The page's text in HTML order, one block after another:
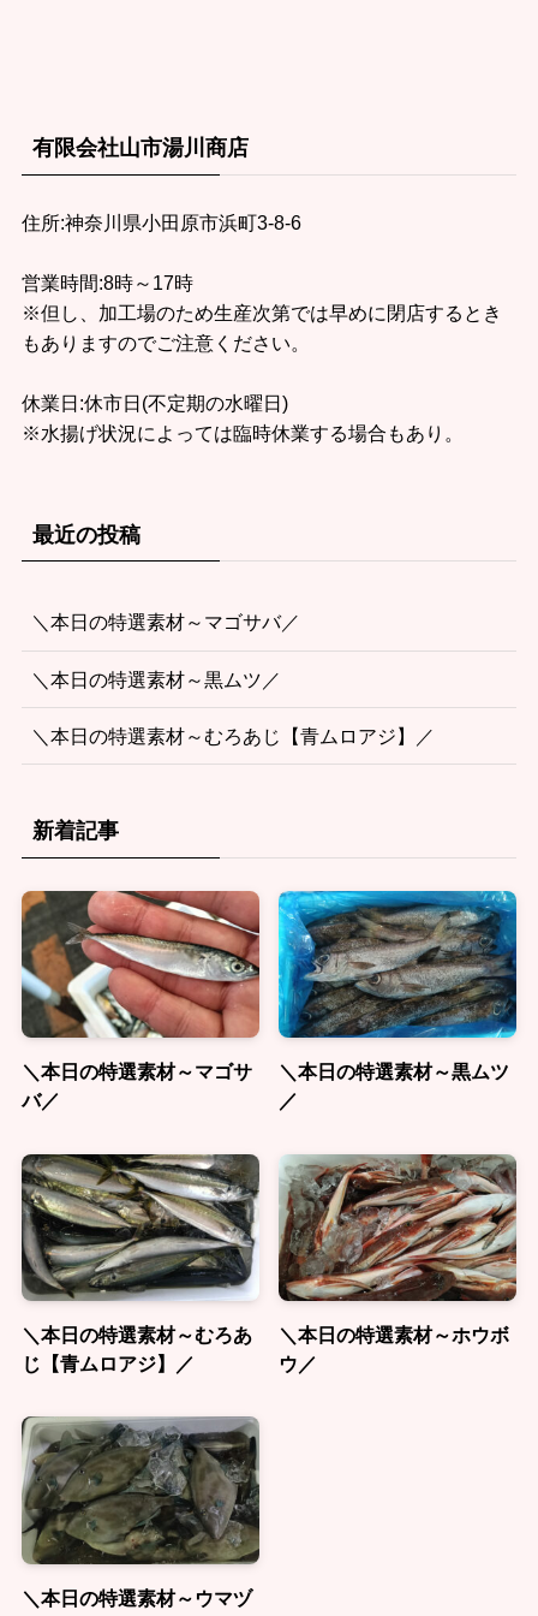
有限会社山市湯川商店
住所:神奈川県小田原市浜町3-8-6
営業時間:8時～17時
※但し、加工場のため生産次第では早めに閉店するとき
もありますのでご注意ください。
休業日:休市日(不定期の水曜日)
※水揚げ状況によっては臨時休業する場合もあり。
最近の投稿
＼本日の特選素材～マゴサバ／
＼本日の特選素材～黒ムツ／
＼本日の特選素材～むろあじ【青ムロアジ】／
新着記事
＼本日の特選素材～マゴサ
バ／
＼本日の特選素材～黒ムツ
／
＼本日の特選素材～むろあ
じ【青ムロアジ】／
＼本日の特選素材～ホウボ
ウ／
＼本日の特選素材～ウマヅ